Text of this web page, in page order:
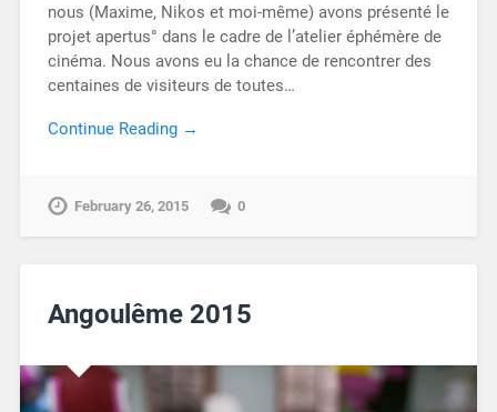
nous (Maxime, Nikos et moi-même) avons présenté le
projet apertus° dans le cadre de l’atelier éphémère de
cinéma. Nous avons eu la chance de rencontrer des
centaines de visiteurs de toutes…
Continue Reading →
February 26, 2015 0
Angoulême 2015